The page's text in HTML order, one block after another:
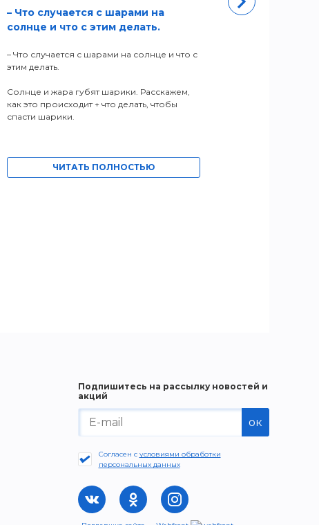
– Что случается с шарами на
солнце и что с этим делать.
– Что случается с шарами на солнце и что с
этим делать.
Солнце и жара губят шарики. Расскажем,
как это происходит + что делать, чтобы
спасти шарики.
ЧИТАТЬ ПОЛНОСТЬЮ
Подпишитесь на рассылку новостей и
акций
ок
Согласен с условиями обработки
персональных данных